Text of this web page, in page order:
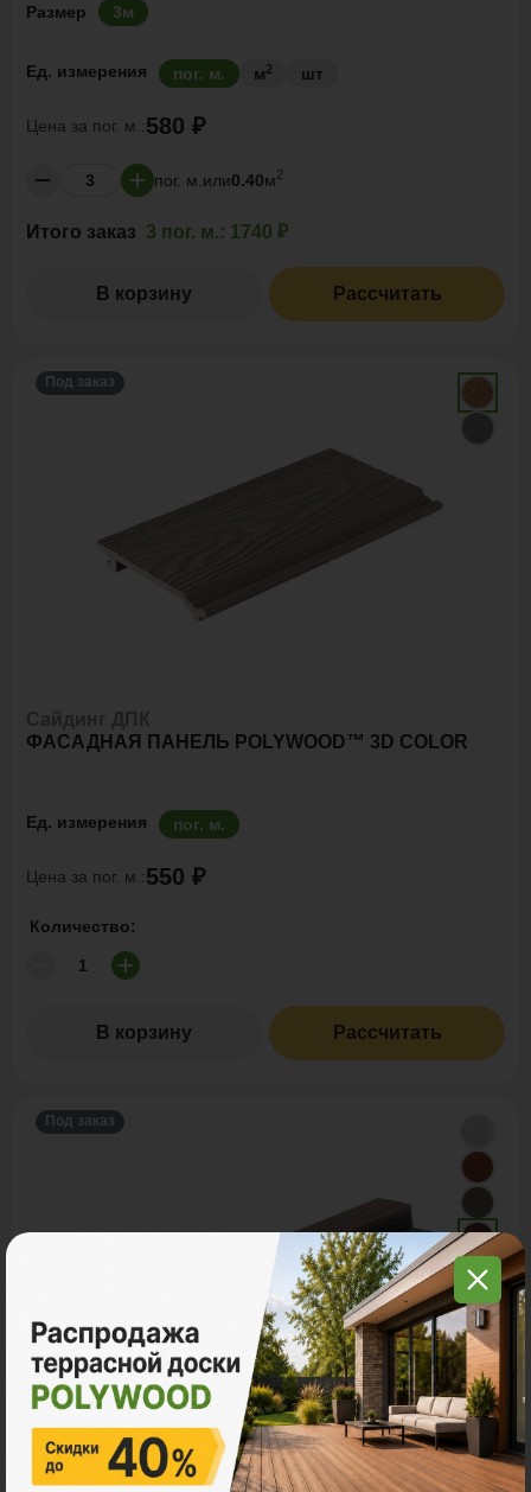
Размер 3м
Ед. измерения пог. м. м2 шт
Цена за пог. м.:580 ₽
пог. м. или0.40м2
Итого заказ 3 пог. м.: 1740 ₽
В корзину Рассчитать
Под заказ
ФАСАДНАЯ ПАНЕЛЬ POLYWOOD™ 3D COLOR
Ед. измерения пог. м.
Цена за пог. м.:550 ₽
Количество:
В корзину Рассчитать
Под заказ
Сайдинг ДПК
POLYWOOD™ СТЫКОВОЧНЫЙ ЭЛЕМЕНТ ДЛЯ